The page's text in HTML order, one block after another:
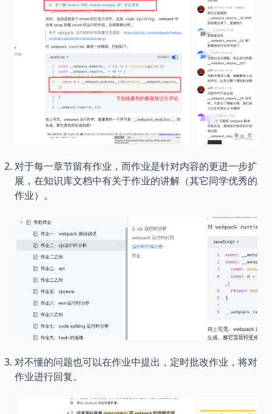
对于每一章节留有作业，而作业是针对内容的更进一步扩
展，在知识库文档中有关于作业的讲解（其它同学优秀的
作业）。
对不懂的问题也可以在作业中提出，定时批改作业，将对
作业进行回复。